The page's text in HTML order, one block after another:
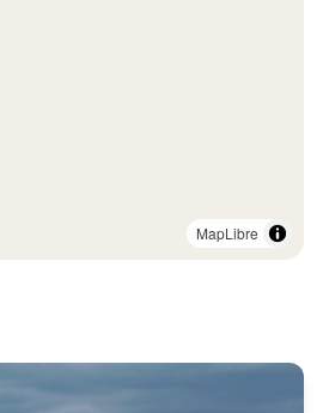
MapLibre